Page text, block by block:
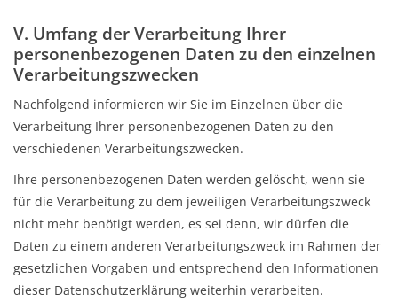
V. Umfang der Verarbeitung Ihrer
personenbezogenen Daten zu den einzelnen
Verarbeitungszwecken
Nachfolgend informieren wir Sie im Einzelnen über die
Verarbeitung Ihrer personenbezogenen Daten zu den
verschiedenen Verarbeitungszwecken.
Ihre personenbezogenen Daten werden gelöscht, wenn sie
für die Verarbeitung zu dem jeweiligen Verarbeitungszweck
nicht mehr benötigt werden, es sei denn, wir dürfen die
Daten zu einem anderen Verarbeitungszweck im Rahmen der
gesetzlichen Vorgaben und entsprechend den Informationen
dieser Datenschutzerklärung weiterhin verarbeiten.